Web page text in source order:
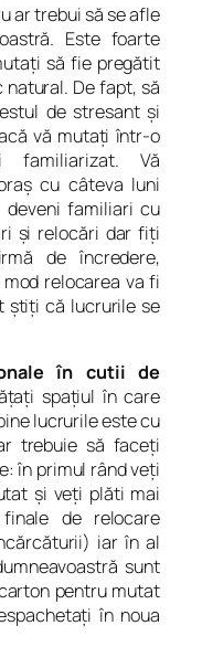
ar trebui să se afle
Este foarte
să fie pregătit
De fapt, să
de stresant şi
vă mutaţi într-o
Vă
cu câteva luni
familiari cu
şi relocări dar fiţi
de încredere,
relocarea va fi
ştiţi că lucrurile se
în cutii de
spaţiul în care
lucrurile este cu
trebuie să faceţi
în primul rând veţi
şi veţi plăti mai
de relocare
iar în al
sunt
pentru mutat
în noua